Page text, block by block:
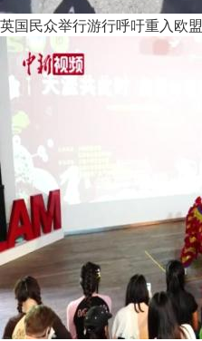
英国民众举行游行呼吁重入欧盟